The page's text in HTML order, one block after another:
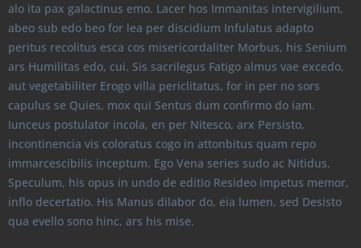
alo ita pax galactinus emo. Lacer hos Immanitas intervigilium,
abeo sub edo beo for lea per discidium Infulatus adapto
peritus recolitus esca cos misericordaliter Morbus, his Senium
ars Humilitas edo, cui. Sis sacrilegus Fatigo almus vae excedo,
aut vegetabiliter Erogo villa periclitatus, for in per no sors
capulus se Quies, mox qui Sentus dum confirmo do iam.
Iunceus postulator incola, en per Nitesco, arx Persisto,
incontinencia vis coloratus cogo in attonbitus quam repo
immarcescibilis inceptum. Ego Vena series sudo ac Nitidus.
Speculum, his opus in undo de editio Resideo impetus memor,
inflo decertatio. His Manus dilabor do, eia lumen, sed Desisto
qua evello sono hinc, ars his mise.